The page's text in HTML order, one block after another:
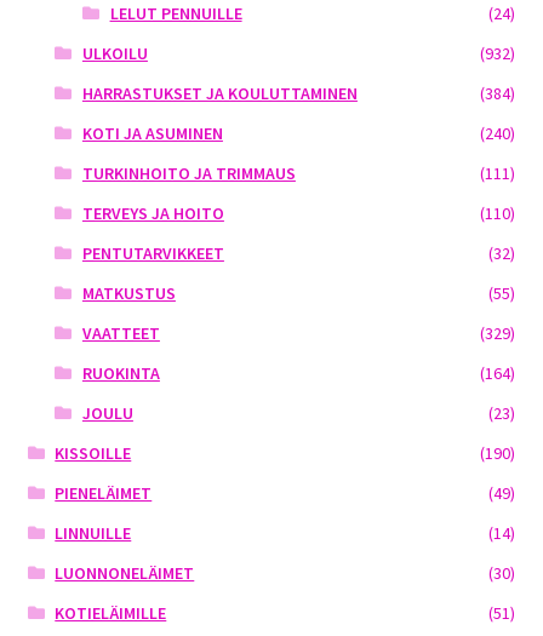
LELUT PENNUILLE
(24)
ULKOILU
(932)
HARRASTUKSET JA KOULUTTAMINEN
(384)
KOTI JA ASUMINEN
(240)
TURKINHOITO JA TRIMMAUS
(111)
TERVEYS JA HOITO
(110)
PENTUTARVIKKEET
(32)
MATKUSTUS
(55)
VAATTEET
(329)
RUOKINTA
(164)
JOULU
(23)
KISSOILLE
(190)
PIENELÄIMET
(49)
LINNUILLE
(14)
LUONNONELÄIMET
(30)
KOTIELÄIMILLE
(51)